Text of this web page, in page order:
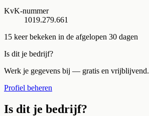
KvK-nummer
1019.279.661
15 keer bekeken in de afgelopen 30 dagen
Is dit je bedrijf?
Werk je gegevens bij — gratis en vrijblijvend.
Profiel beheren
Is dit je bedrijf?